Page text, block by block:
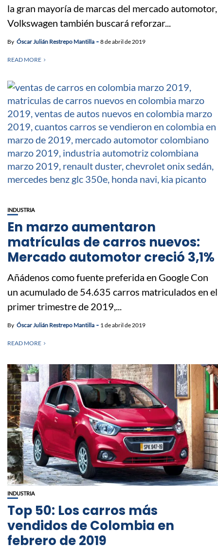
la gran mayoría de marcas del mercado automotor,
Volkswagen también buscará reforzar...
By Óscar Julián Restrepo Mantilla 8 de abril de 2019
READ MORE
INDUSTRIA
En marzo aumentaron
matrículas de carros nuevos:
Mercado automotor creció 3,1%
Añádenos como fuente preferida en Google Con
un acumulado de 54.635 carros matriculados en el
primer trimestre de 2019,...
By Óscar Julián Restrepo Mantilla 1 de abril de 2019
READ MORE
INDUSTRIA
Top 50: Los carros más
vendidos de Colombia en
febrero de 2019